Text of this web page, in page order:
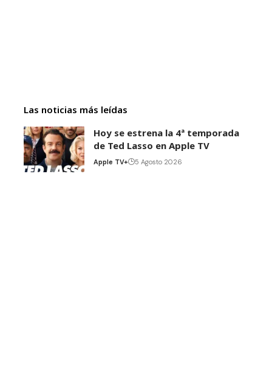
Las noticias más leídas
Hoy se estrena la 4ª temporada
de Ted Lasso en Apple TV
Apple TV+ 5 Agosto 2026